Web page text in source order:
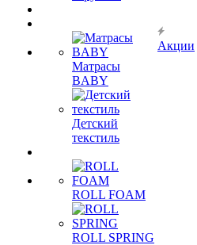
Матрасы
BABY
Детский
текстиль
ROLL FOAM
ROLL SPRING
Акции